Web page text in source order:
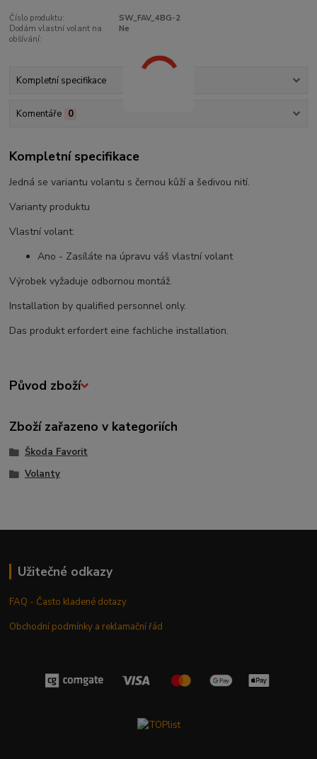
Číslo produktu:
SW_FAV_4BG-2
Dodám vlastní volant na
obšívání:
Ne
Kompletní specifikace
Komentáře 0
Kompletní specifikace
Jedná se variantu volantu s černou kůží a šedivou nití.
Varianty produktu
Vlastní volant:
Ano - Zasíláte na úpravu váš vlastní volant
Výrobek vyžaduje odbornou montáž.
Installation by qualified personnel only.
Das produkt erfordert eine fachliche installation.
Původ zboží
Zboží zařazeno v kategoriích
Škoda Favorit
Volanty
Užitečné odkazy
FAQ - Často kladené dotazy
Obchodní podmínky a reklamační řád